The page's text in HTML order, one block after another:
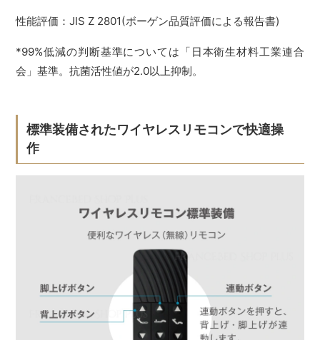
性能評価：JIS Z 2801(ボーゲン品質評価による報告書)
*99%低減の判断基準については「日本衛生材料工業連合
会」基準。抗菌活性値が2.0以上抑制。
標準装備されたワイヤレスリモコンで快適操
作